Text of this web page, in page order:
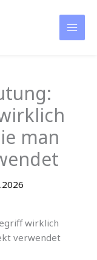
man
wirklich
verwendet